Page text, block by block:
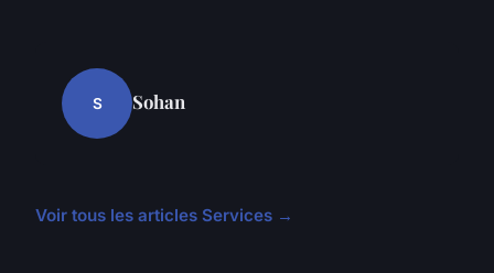
S Sohan
Voir tous les articles Services →